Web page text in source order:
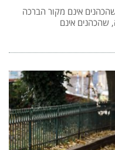
אינם מקור הברכה
שהכהנים אינם